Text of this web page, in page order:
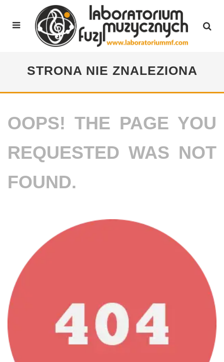
STRONA NIE ZNALEZIONA
OOPS! THE PAGE YOU
REQUESTED WAS NOT
FOUND.